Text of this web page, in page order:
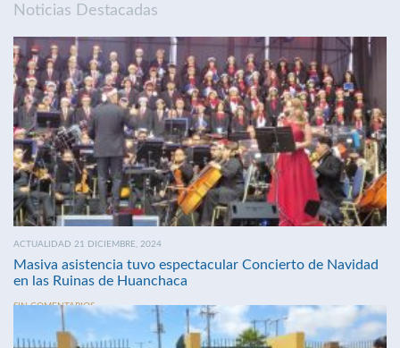
Noticias Destacadas
ACTUALIDAD 21 DICIEMBRE, 2024
Masiva asistencia tuvo espectacular Concierto de Navidad
en las Ruinas de Huanchaca
SIN COMENTARIOS